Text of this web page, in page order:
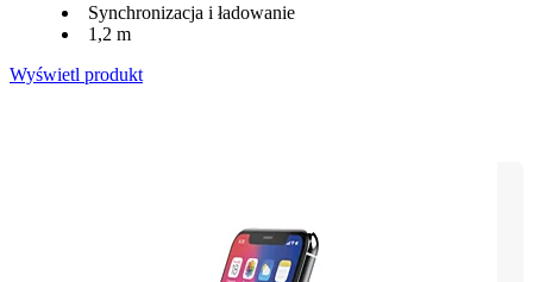
Synchronizacja i ładowanie
1,2 m
Wyświetl produkt